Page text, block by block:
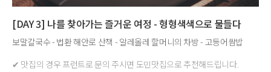
[DAY 3] 나를 찾아가는 즐거운 여정 - 형형색색으로 물들다
보말칼국수 - 법환 해안로 산책 - 알레올레 할머니의 차방 - 고등어쌈밥
✔ 맛집의 경우 프런트로 문의 주시면 도민맛집으로 추천해드립니다.